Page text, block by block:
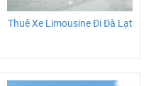
Thuê Xe Limousine Đi Đà Lạt